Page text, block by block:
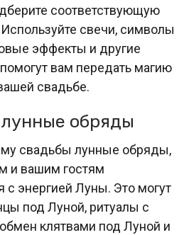
соответствующую
свечи, символы
эффекты и другие
вам передать магию
свадьбе.
обряды
свадьбы лунные обряды,
и вашим гостям
с энергией Луны. Это могут
под Луной, ритуалы с
клятвами под Луной и